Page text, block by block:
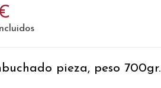
pieza, peso 700gr.